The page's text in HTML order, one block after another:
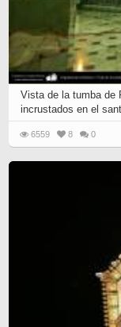
Vista de la tumba de
incrustados en el
6559 8 0